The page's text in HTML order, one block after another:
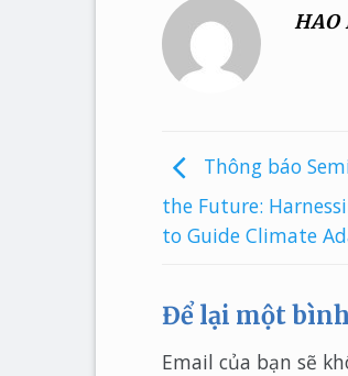
HAO
Thông báo
the Future:
to Guide Climate
Để lại một
Email của bạn sẽ